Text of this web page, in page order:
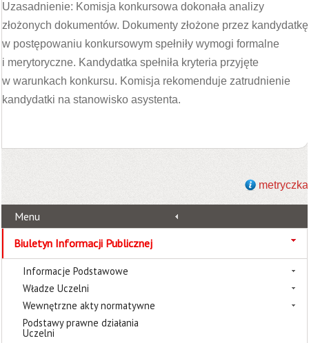
Uzasadnienie: Komisja konkursowa dokonała analizy
złożonych dokumentów. Dokumenty złożone przez kandydatkę
w postępowaniu konkursowym spełniły wymogi formalne
i merytoryczne. Kandydatka spełniła kryteria przyjęte
w warunkach konkursu. Komisja rekomenduje zatrudnienie
kandydatki na stanowisko asystenta.
metryczka
Menu
Biuletyn Informacji Publicznej
Informacje Podstawowe
Władze Uczelni
Wewnętrzne akty normatywne
Podstawy prawne działania
Uczelni